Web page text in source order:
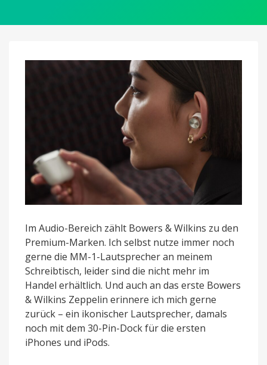
der
In-
Ear-
Kopfhörer
Im Audio-Bereich zählt Bowers & Wilkins zu den
Premium-Marken. Ich selbst nutze immer noch
gerne die MM-1-Lautsprecher an meinem
Schreibtisch, leider sind die nicht mehr im
Handel erhältlich. Und auch an das erste Bowers
& Wilkins Zeppelin erinnere ich mich gerne
zurück – ein ikonischer Lautsprecher, damals
noch mit dem 30-Pin-Dock für die ersten
iPhones und iPods.